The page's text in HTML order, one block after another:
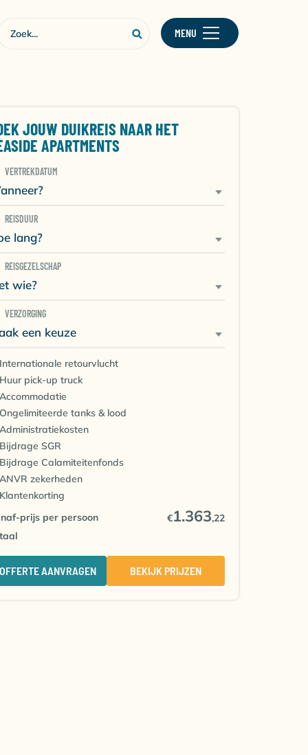
MENU
JOUW DUIKREIS NAAR HET
APARTMENTS
VERTREKDATUM
REISDUUR
lang?
REISGEZELSCHAP
wie?
VERZORGING
een keuze
Internationale retourvlucht
Inbegrepen
Huur pick-up truck
Inbegrepen
Accommodatie
Accommodatie o.b.v. logies
Ongelimiteerde tanks & lood
Inbegrepen
Administratiekosten
T.w.v. € 30 per boeking
Bijdrage SGR
SGR staat garant voor jouw betaling aan de
reisorganisatie (t.w.v. € 5 per persoon)
Bijdrage Calamiteitenfonds
Staat garant voor steun bij calamiteiten op reis
(t.w.v. € 2,50 per 9 personen)
ANVR zekerheden
Gratis en uitsluitend bij Diving World
Klantenkorting
€25 pp vasteklantenkorting op een volgende reis
prijs per persoon
€1.363,22
AANVRAGEN BEKIJK PRIJZEN